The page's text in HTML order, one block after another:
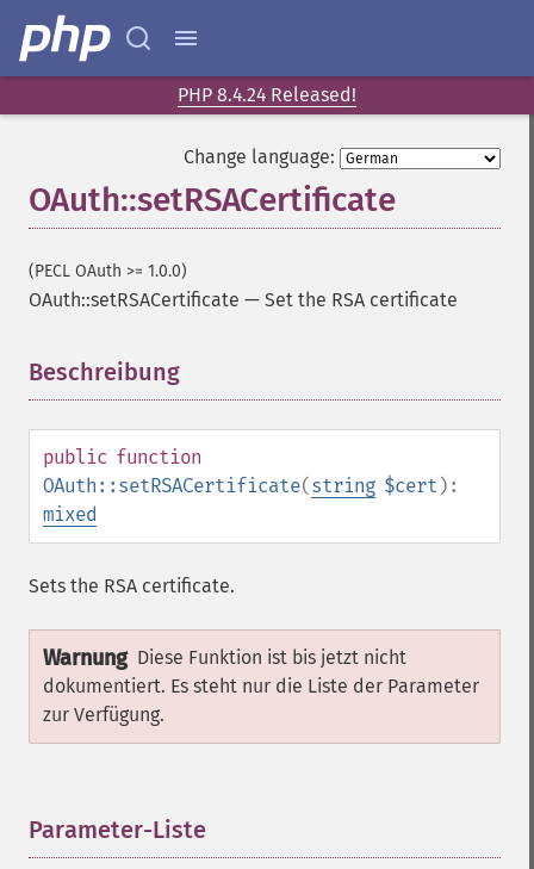
PHP 8.4.24 Released!
Change language:
OAuth::setRSACertificate
(PECL OAuth >= 1.0.0)
OAuth::setRSACertificate — Set the RSA certificate
Beschreibung
public function
OAuth::setRSACertificate(string $cert ):
mixed
Sets the RSA certificate.
Warnung Diese Funktion ist bis jetzt nicht
dokumentiert. Es steht nur die Liste der Parameter
zur Verfügung.
Parameter-Liste